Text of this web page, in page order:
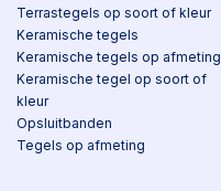
Terrastegels op soort of kleur
Keramische tegels
Keramische tegels op afmeting
Keramische tegel op soort of
kleur
Opsluitbanden
Tegels op afmeting